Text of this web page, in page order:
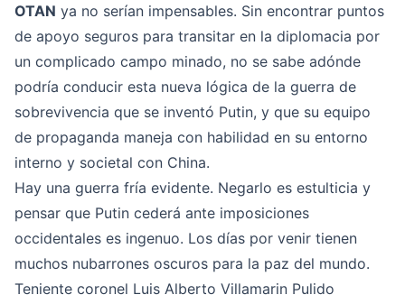
OTAN ya no serían impensables. Sin encontrar puntos
de apoyo seguros para transitar en la diplomacia por
un complicado campo minado, no se sabe adónde
podría conducir esta nueva lógica de la guerra de
sobrevivencia que se inventó Putin, y que su equipo
de propaganda maneja con habilidad en su entorno
interno y societal con China.
Hay una guerra fría evidente. Negarlo es estulticia y
pensar que Putin cederá ante imposiciones
occidentales es ingenuo. Los días por venir tienen
muchos nubarrones oscuros para la paz del mundo.
Teniente coronel Luis Alberto Villamarin Pulido